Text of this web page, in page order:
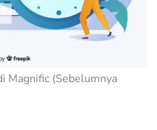
Magnific (Sebelumnya